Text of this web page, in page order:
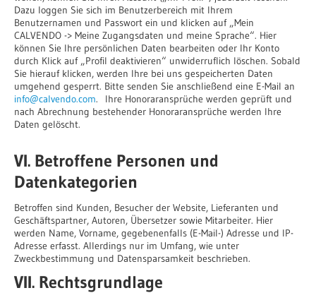
Dazu loggen Sie sich im Benutzerbereich mit Ihrem
Benutzernamen und Passwort ein und klicken auf „Mein
CALVENDO -> Meine Zugangsdaten und meine Sprache“. Hier
können Sie Ihre persönlichen Daten bearbeiten oder Ihr Konto
durch Klick auf „Profil deaktivieren“ unwiderruflich löschen. Sobald
Sie hierauf klicken, werden Ihre bei uns gespeicherten Daten
umgehend gesperrt. Bitte senden Sie anschließend eine E-Mail an
info@calvendo.com. Ihre Honoraransprüche werden geprüft und
nach Abrechnung bestehender Honoraransprüche werden Ihre
Daten gelöscht.
VI. Betroffene Personen und
Datenkategorien
Betroffen sind Kunden, Besucher der Website, Lieferanten und
Geschäftspartner, Autoren, Übersetzer sowie Mitarbeiter. Hier
werden Name, Vorname, gegebenenfalls (E-Mail-) Adresse und IP-
Adresse erfasst. Allerdings nur im Umfang, wie unter
Zweckbestimmung und Datensparsamkeit beschrieben.
VII. Rechtsgrundlage